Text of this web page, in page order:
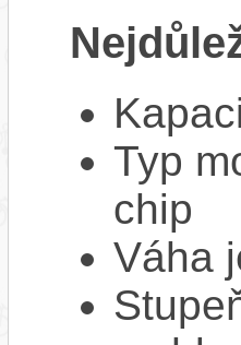
Typ
chip
Váha